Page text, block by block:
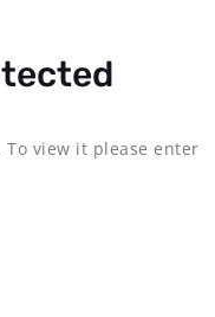
view it please enter